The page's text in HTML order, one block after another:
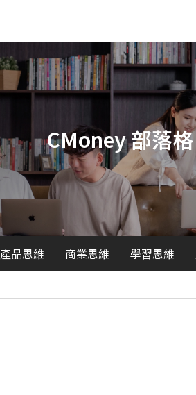
CMoney 部落格
產品思維 商業思維 學習思維